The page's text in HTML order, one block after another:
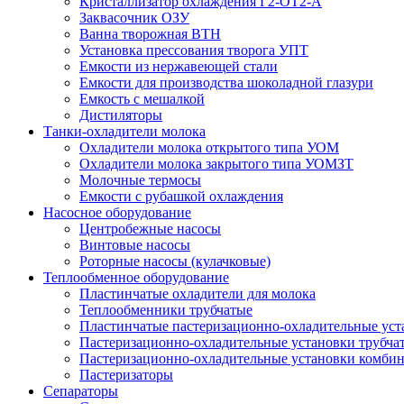
Заквасочник ОЗУ
Ванна творожная ВТН
Установка прессования творога УПТ
Емкости из нержавеющей стали
Емкости для производства шоколадной глазури
Емкость с мешалкой
Дистиляторы
Танки-охладители молока
Охладители молока открытого типа УОМ
Охладители молока закрытого типа УОМЗТ
Молочные термосы
Емкости с рубашкой охлаждения
Насосное оборудование
Центробежные насосы
Винтовые насосы
Роторные насосы (кулачковые)
Теплообменное оборудование
Пластинчатые охладители для молока
Теплообменники трубчатые
Пластинчатые пастеризационно-охладительные
Пастеризационно-охладительные установки
Пастеризационно-охладительные установки
Пастеризаторы
Сепараторы